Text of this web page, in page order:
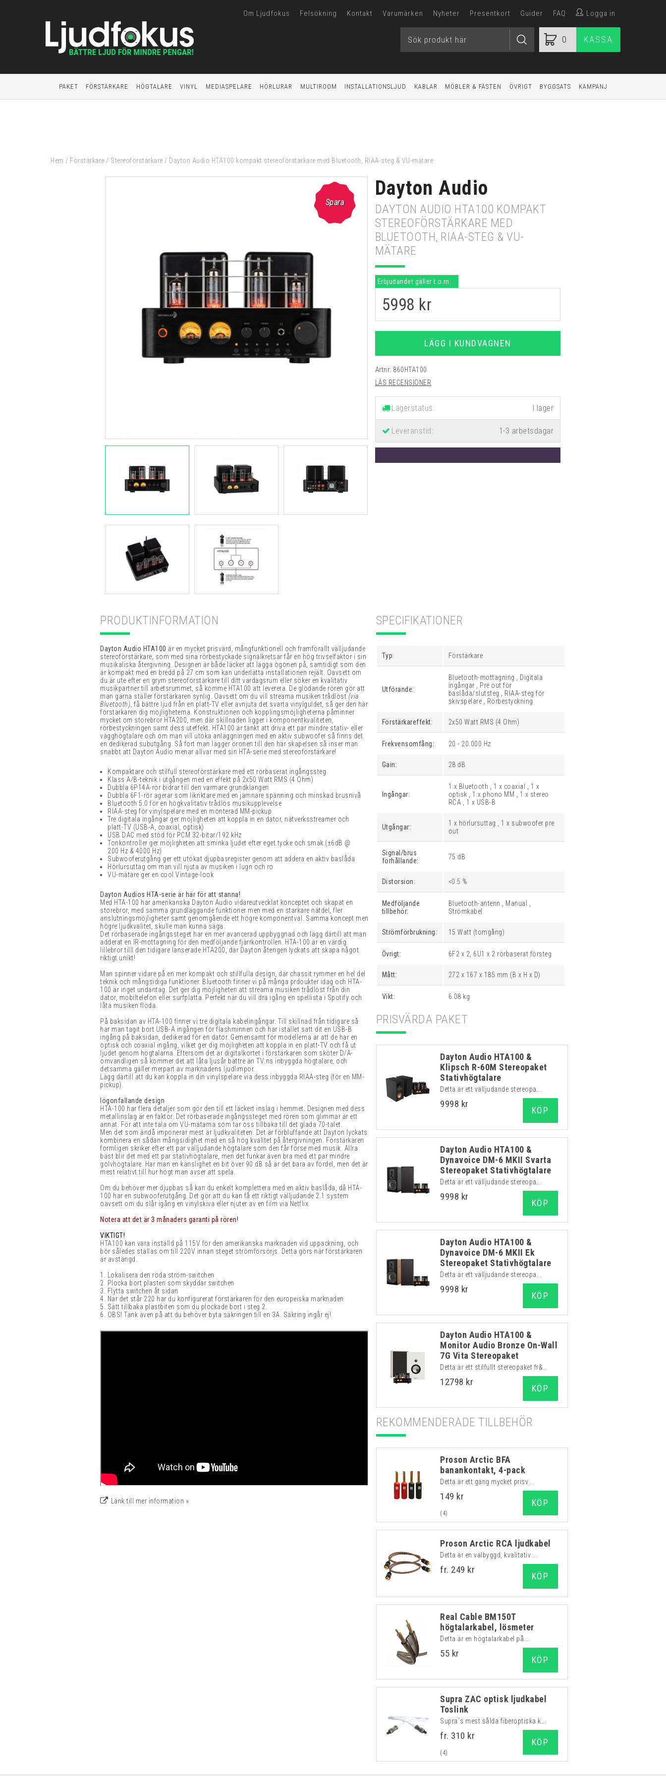
Om Ljudfokus Felsökning Kontakt Varumärken Nyheter Presentkort Guider FAQ Logga in
0 KASSA
PAKET FÖRSTÄRKARE HÖGTALARE VINYL MEDIASPELARE HÖRLURAR MULTIROOM INSTALLATIONSLJUD KABLAR MÖBLER & FÄSTEN ÖVRIGT BYGGSATS KAMPANJ
Hem / Förstärkare / Stereoförstärkare / Dayton Audio HTA100 kompakt stereoförstärkare med Bluetooth, RIAA-steg & VU-mätare
Spara
Dayton Audio
DAYTON AUDIO HTA100 KOMPAKT
STEREOFÖRSTÄRKARE MED
BLUETOOTH, RIAA-STEG & VU-
MÄTARE
Erbjudandet gäller t.o.m:
5998 kr
LÄGG I KUNDVAGNEN
Artnr: 860HTA100
LÄS RECENSIONER
Lagerstatus:
Leveranstid: 1-3 arbetsdagar
PRODUKTINFORMATION
Dayton Audio HTA100 är en mycket prisvärd, mångfunktionell och framförallt välljudande
stereoförstärkare, som med sina rörbestyckade signalkretsar får en hög trivselfaktor i sin
musikaliska återgivning. Designen är både läcker att lägga ögonen på, samtidigt som den
är kompakt med en bredd på 27 cm som kan underlätta installationen rejält. Oavsett om
du är ute efter en grym stereoförstärkare till ditt vardagsrum eller söker en kvalitativ
musikpartner till arbetsrummet, så komme HTA100 att leverera. De glödande rören gör att
man gärna ställer förstärkaren synlig. Oavsett om du vill streama musiken trådlöst (via
Bluetooth) , få bättre ljud från en platt-TV eller avnjuta det svarta vinylguldet, så ger den här
förstärkaren dig möjligheterna. Konstruktionen och kopplingsmöjligheterna påminner
mycket om storebror HTA200, men där skillnaden ligger i komponentkvaliteten,
rörbestyckningen samt dess uteffekt. HTA100 är tänkt att driva ett par mindre stativ- eller
vägghögtalare och om man vill utöka anläggningen med en aktiv subwoofer så finns det
en dedikerad subutgång. Så fort man lägger öronen till den här skapelsen så inser man
snabbt att Dayton Audio menar allvar med sin HTA-serie med stereoförstärkare!
Kompaktare och stilfull stereoförstärkare med ett rörbaserat ingångssteg
Klass A/B-teknik i utgången med en effekt på 2x50 Watt RMS (4 Ohm)
Dubbla 6P14A-rör bidrar till den varmare grundklangen
Dubbla 6F1-rör agerar som likriktare med en jämnare spänning och minskad brusnivå
Bluetooth 5.0 för en högkvalitativ trådlös musikupplevelse
RIAA-steg för vinylspelare med en monterad MM-pickup
Tre digitala ingångar ger möjligheten att koppla in en dator, nätverksstreamer och
platt-TV (USB-A, coaxial, optisk)
USB DAC med stöd för PCM 32-bitar/192 kHz
Tonkontroller ger möjligheten att sminka ljudet efter eget tycke och smak (±6dB @
200 Hz & 4000 Hz)
Subwooferutgång ger ett utökat djupbasregister genom att addera en aktiv baslåda
Hörlursuttag om man vill njuta av musiken i lugn och ro
VU-mätare ger en cool Vintage-look
Dayton Audios HTA-serie är här för att stanna!
Med HTA-100 har amerikanska Dayton Audio vidareutvecklat konceptet och skapat en
storebror, med samma grundläggande funktioner men med en starkare nätdel, fler
anslutningsmöjligheter samt genomgående ett högre komponentval. Samma koncept men
högre ljudkvalitet, skulle man kunna säga.
Det rörbaserade ingångssteget har en mer avancerad uppbyggnad och lägg därtill att man
adderat en IR-mottagning för den medföljande fjärrkontrollen. HTA-100 är en värdig
lillebror tilll den tidigare lanserade HTA200, där Dayton återigen lyckats att skapa något
riktigt unikt!
Man spinner vidare på en mer kompakt och stillfulla design, där chassit rymmer en hel del
teknik och mångsidiga funktioner. Bluetooth finner vi på många prdoukter idag och HTA-
100 är inget undantag. Det ger dig möjligheten att streama musiken trådlöst från din
dator, mobiltelefon eller surfplatta. Perfekt när du vill dra igång en spellista i Spotify och
låta musiken flöda.
På baksidan av HTA-100 finner vi tre digitala kabelingångar. Till skillnad från tidigare så
har man tagit bort USB-A ingången för flashminnen och har istället satt dit en USB-B
ingång på baksidan, dedikerad för en dator. Gemensamt för modellerna är att de har en
optisk och coaxial ingång, vilket ger dig möjligheten att koppla in en platt-TV och få ut
ljudet genom högtalarna. Eftersom det är digitalkortet i förstärkaren som sköter D/A-
omvandligen så kommer det att låta ljusår bättre än TV:ns inbyggda högtalare, och
detsamma gäller merpart av marknadens ljudlimpor.
Lägg därtill att du kan koppla in din vinylspelare via dess inbyggda RIAA-steg (för en MM-
pickup).
Iögonfallande design
HTA-100 har flera detaljer som gör den till ett läckert inslag i hemmet. Designen med dess
metallinslag är en faktor. Det rörbaserade ingångssteget med rören som glimmar är ett
annat. För att inte tala om VU-mätarna som tar oss tillbaka till det glada 70-talet.
Men det som ändå imponerar mest är ljudkvaliteten. Det är förbluffande att Dayton lyckats
kombinera en sådan mångsidighet med en så hög kvalitet på återgivningen. Förstärkaren
formligen skriker efter ett par välljudande högtalare som den får förse med musik. Allra
bäst blir det med ett par stativhögtalare, men det funkar även bra med ett par mindre
golvhögtalare. Har man en känslighet en bit över 90 dB så är det bara av fördel, men det är
mest relativt till hur högt man avser att spela.
Om du behöver mer djupbas så kan du enkelt komplettera med en aktiv baslåda, då HTA-
100 har en subwooferutgång. Det gör att du kan få ett riktigt välljudande 2.1 system
oavsett om du slår igång en vinylskiva eller njuter av en film via Netflix.
Notera att det är 3 månaders garanti på rören!
VIKTIGT!
HTA100 kan vara inställd på 115V för den amerikanska marknaden vid uppackning, och
bör således ställas om till 220V innan steget strömförsörjs. Detta görs när förstärkaren
är avstängd
1.
Lokalisera den röda ström-switchen
2. Plocka bort plasten som skyddar switchen
3. Flytta switchen åt sidan
4. När det står 220 har du konfigurerat förstärkaren för den europeiska marknaden
5. Sätt tillbaka plastbiten som du plockade bort i steg 2.
6. OBS! Tänk även på att du behöver byta säkringen till en 3A. Säkring ingår ej!
Länk till mer information »
SPECIFIKATIONER
Typ: Förstärkare
Utförande:
Bluetooth-mottagning , Digitala
ingångar , Pre out för
baslåda/slutsteg , RIAA-steg för
skivspelare , Rörbestyckning
Förstärkareffekt: 2x50 Watt RMS (4 Ohm)
Frekvensomfång: 20 - 20.000 Hz
Gain: 28 dB
Ingångar:
1 x Bluetooth , 1 x coaxial , 1 x
optisk , 1 x phono MM , 1 x stereo
RCA , 1 x USB-B
Utgångar:
1 x hörlursuttag , 1 x subwoofer pre
out
Signal/brus
förhållande:
75 dB
Distorsion: <0.5 %
Medföljande
tillbehör:
Bluetooth-antenn , Manual ,
Strömkabel
Strömförbrukning: 15 Watt (tomgång)
Övrigt: 6F2 x 2, 6U1 x 2 rörbaserat försteg
Mått: 272 x 167 x 185 mm (B x H x D)
Vikt: 6.08 kg
PRISVÄRDA PAKET
Dayton Audio HTA100 &
Klipsch R-60M Stereopaket
Stativhögtalare
Detta är ett välljudande stereopa...
9998 kr
KÖP
Dayton Audio HTA100 &
Dynavoice DM-6 MKII Svarta
Stereopaket Stativhögtalare
Detta är ett välljudande stereopa...
9998 kr
KÖP
Dayton Audio HTA100 &
Dynavoice DM-6 MKII Ek
Stereopaket Stativhögtalare
Detta är ett välljudande stereopa...
9998 kr
KÖP
Dayton Audio HTA100 &
Monitor Audio Bronze On-Wall
7G Vita Stereopaket
Detta är ett stilfullt stereopaket fr&...
12798 kr
KÖP
REKOMMENDERADE TILLBEHÖR
Proson Arctic BFA
banankontakt, 4-pack
Detta är ett gäng mycket prisv...
149 kr
(4)
KÖP
Proson Arctic RCA ljudkabel
Detta är en välbyggd, kvalitativ ...
fr. 249 kr
KÖP
Real Cable BM150T
högtalarkabel, lösmeter
Detta är en högtalarkabel på...
55 kr
KÖP
Supra ZAC optisk ljudkabel
Toslink
Supra´s mest sålda fiberoptiska k...
fr. 310 kr
(4)
KÖP